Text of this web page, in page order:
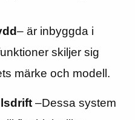
– är inbyggda i
skiljer sig
märke och modell.
–Dessa system